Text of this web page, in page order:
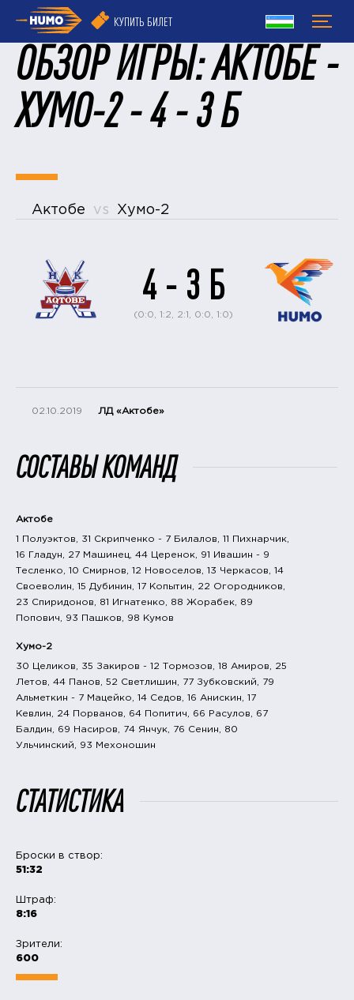
КУПИТЬ БИЛЕТ
ОБЗОР ИГРЫ: АКТОБЕ -
ХУМО-2 - 4 - 3 Б
Актобе vs Хумо-2
4 - 3 Б
(0:0, 1:2, 2:1, 0:0, 1:0)
02.10.2019 ЛД «Актобе»
СОСТАВЫ КОМАНД
Актобе
1 Полуэктов, 31 Скрипченко - 7 Билалов, 11 Пихнарчик,
16 Гладун, 27 Машинец, 44 Церенок, 91 Ивашин - 9
Тесленко, 10 Смирнов, 12 Новоселов, 13 Черкасов, 14
Своеволин, 15 Дубинин, 17 Копытин, 22 Огородников,
23 Спиридонов, 81 Игнатенко, 88 Жорабек, 89
Попович, 93 Пашков, 98 Кумов
Хумо-2
30 Целиков, 35 Закиров - 12 Тормозов, 18 Амиров, 25
Летов, 44 Панов, 52 Светлишин, 77 Зубковский, 79
Альметкин - 7 Мацейко, 14 Седов, 16 Анискин, 17
Кевлин, 24 Порванов, 64 Попитич, 66 Расулов, 67
Балдин, 69 Насиров, 74 Янчук, 76 Сенин, 80
Ульчинский, 93 Мехоношин
СТАТИСТИКА
Броски в створ:
51:32
Штраф:
8:16
Зрители:
600